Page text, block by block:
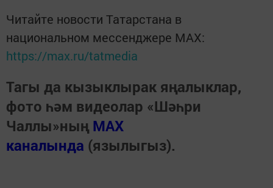
Читайте новости Татарстана в
национальном мессенджере MАХ:
https://max.ru/tatmedia
Тагы да кызыклырак яңалыклар,
фото һәм видеолар «Шәһри
Чаллы»ның MAX
каналында (язылыгыз).